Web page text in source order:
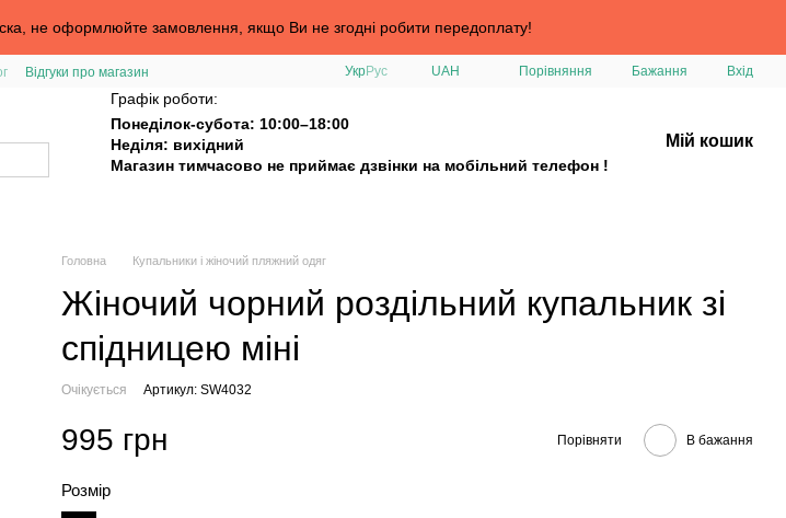
не оформлюйте замовлення, якщо Ви не згодні робити передоплату!
Відгуки про магазин
УкрРус UAH Порівняння Бажання Вхід
Графік роботи:
Понеділок-субота: 10:00–18:00
Неділя: вихідний
Магазин тимчасово не приймає дзвінки на мобільний телефон !
Мій кошик
Головна Купальники і жіночий пляжний одяг
Жіночий чорний роздільний купальник зі
спідницею міні
Очікується Артикул: SW4032
995 грн Порівняти В бажання
Розмір